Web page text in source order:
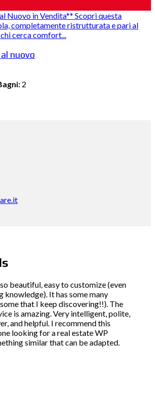
Nuovo in Vendita** Scopri questa
completamente ristrutturata e pari al
cerca comfort...
nuovo
2
beautiful, easy to customize (even
knowledge). It has some many
that I keep discovering!!). The
is amazing. Very intelligent, polite,
and helpful. I recommend this
looking for a real estate WP
similar that can be adapted.